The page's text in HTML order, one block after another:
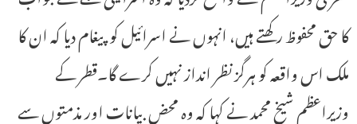
کا حق محفوظ رکھتے ہیں، انہوں نے اسرائیل کو پیغام دیا کہ ان کا
ملک اس واقعہ کو ہرگز نظر انداز نہیں کرے گا۔قطر کے
وزیراعظم شیخ محمد نے کہا کہ وہ محض بیانات اور مذمتوں سے